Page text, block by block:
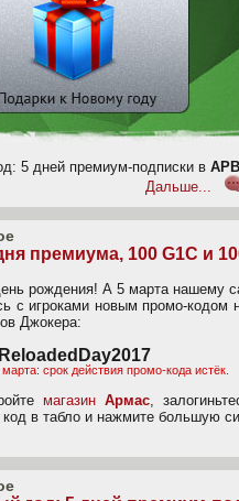
5 дней премиум-подписки в
Дальше...
премиума, 100 G1C и
рождения! А 5 марта нашему
с игроками новым промо-кодом
Джокера:
ReloadedDay2017
срок действия промо-кода истёк.
магазин Армас,
код в табло и нажмите большую